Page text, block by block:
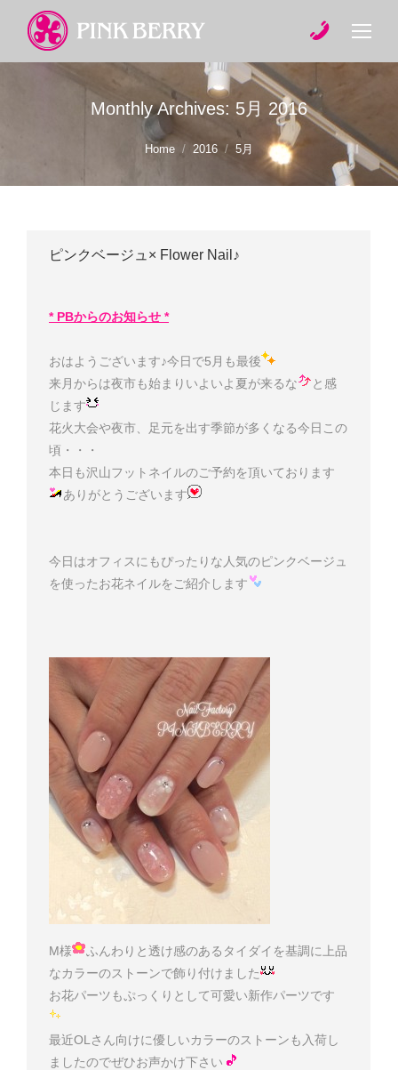
Monthly Archives: 5月 2016
Home 2016 5月
ピンクベージュ× Flower Nail♪
* PBからのお知らせ *
おはようございます♪今日で5月も最後
来月からは夜市も始まりいよいよ夏が来るな
と感
じます
花火大会や夜市、足元を出す季節が多くなる今日この
頃・・・
本日も沢山フットネイルのご予約を頂いております
ありがとうございます
今日はオフィスにもぴったりな人気のピンクベージュ
を使ったお花ネイルをご紹介します
M様
ふんわりと透け感のあるタイダイを基調に上品
なカラーのストーンで飾り付けました
お花パーツもぷっくりとして可愛い新作パーツです
最近OLさん向けに優しいカラーのストーンも入荷し
ましたのでぜひお声かけ下さい